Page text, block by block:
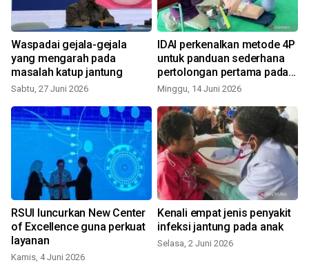
Waspadai gejala-gejala
yang mengarah pada
masalah katup jantung
Sabtu, 27 Juni 2026
IDAI perkenalkan metode 4P
untuk panduan sederhana
pertolongan pertama pada
anak
Minggu, 14 Juni 2026
RSUI luncurkan New Center
of Excellence guna perkuat
layanan
Kamis, 4 Juni 2026
Kenali empat jenis penyakit
infeksi jantung pada anak
Selasa, 2 Juni 2026